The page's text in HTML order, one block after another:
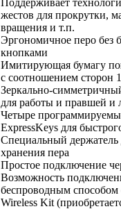
жестов для прокрутки,
вращения и т.п.
Эргономичное перо без
кнопками
Имитирующая бумагу
с соотношением сторон
Зеркально-
для работы и правшей и
Четыре
ExpressKeys для
Специальный держатель
хранения пера
Простое подключение
Возможность
беспроводным способом
Wireless Kit